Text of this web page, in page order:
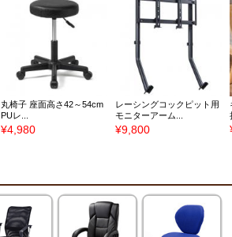
丸椅子 座面高さ42～54cm
PUレ...
¥4,980
レーシングコックピット用
モニターアーム...
¥9,800